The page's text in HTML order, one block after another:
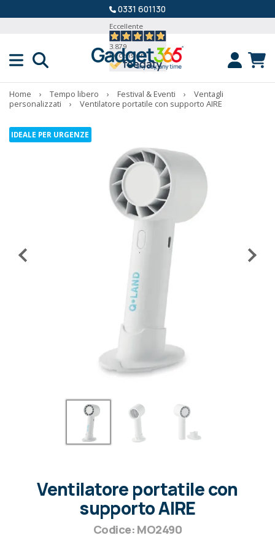
0331 601130
Eccellente
3.879
Recensioni
Home › Tempo libero › Festival & Eventi ›
Ventagli
personalizzati
› Ventilatore portatile con supporto AIRE
IDEALE PER URGENZE
Ventilatore portatile con
supporto AIRE
Codice: MO2490